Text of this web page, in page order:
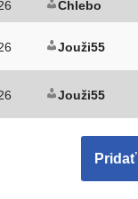
Chlebo
Jouži55
Jouži55